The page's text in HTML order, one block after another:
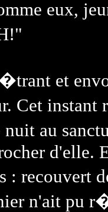
eux,
et
instant
au
d'elle.
: recouvert
n'ait pu